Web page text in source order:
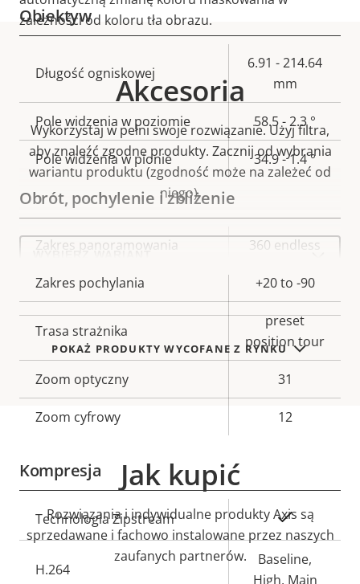
zależności od koloru tła obrazu.
Obiektyw
nieruchomości
nieruchomości
Długość ogniskowej
6.91 - 214.64
mm
Pole widzenia w poziomie 58.5 - 2.3 °
Pole widzenia w pionie 34.9 - 1.4 °
Obrót, pochylenie i zbliżenie
Opis
Zakres panoramowania 360 endless
Zakres pochylania +20 to -90
Trasa strażnika
preset
position tour
Zoom optyczny 31
Zoom cyfrowy 12
Kompresja
Opis
nieruchomości
Wartość
nieruchomości
Technologia Zipstream Tak
H.264
Baseline,
High, Main
Akcesoria
Wykorzystaj w pełni swoje rozwiązanie. Użyj filtra,
aby znaleźć zgodne produkty. Zacznij od wybrania
wariantu produktu (zgodność może na zależeć od
niego).
Select
variant:
POKAŻ PRODUKTY WYCOFANE Z RYNKU
Jak kupić
Rozwiązania i indywidualne produkty Axis są
sprzedawane i fachowo instalowane przez naszych
zaufanych partnerów.